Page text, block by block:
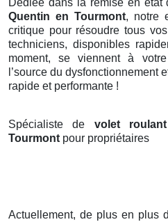
Dédiée dans la remise en
Quentin en Tourmont, notre
critique pour résoudre tous
techniciens, disponibles
moment, se viennent à
l’source du dysfonctionnement
rapide et performante !
Spécialiste de volet
Tourmont pour propriétaires
Actuellement, de plus en plus